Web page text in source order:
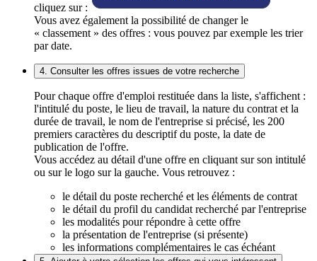
cliquez sur :
Vous avez également la possibilité de changer le
« classement » des offres : vous pouvez par exemple les trier
par date.
4. Consulter les offres issues de votre recherche
Pour chaque offre d'emploi restituée dans la liste, s'affichent :
l'intitulé du poste, le lieu de travail, la nature du contrat et la
durée de travail, le nom de l'entreprise si précisé, les 200
premiers caractères du descriptif du poste, la date de
publication de l'offre.
Vous accédez au détail d'une offre en cliquant sur son intitulé
ou sur le logo sur la gauche. Vous retrouvez :
le détail du poste recherché et les éléments de contrat
le détail du profil du candidat recherché par l'entreprise
les modalités pour répondre à cette offre
la présentation de l'entreprise (si présente)
les informations complémentaires le cas échéant